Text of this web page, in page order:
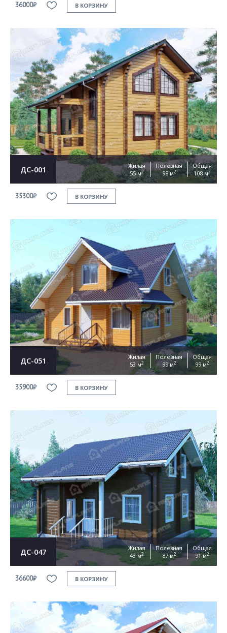
36000₽ В КОРЗИНУ
ДС-001
Жилая
55 м2
Полезная
98 м2
Общая
108 м2
35300₽ В КОРЗИНУ
ДС-051
Жилая
53 м2
Полезная
99 м2
Общая
99 м2
35900₽ В КОРЗИНУ
ДС-047
Жилая
43 м2
Полезная
87 м2
Общая
91 м2
36600₽ В КОРЗИНУ